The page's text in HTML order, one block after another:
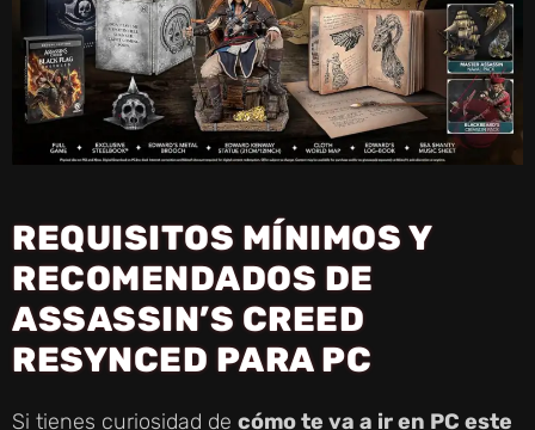
REQUISITOS MÍNIMOS Y
RECOMENDADOS DE
ASSASSIN’S CREED
RESYNCED PARA PC
Si tienes curiosidad de cómo te va a ir en PC este